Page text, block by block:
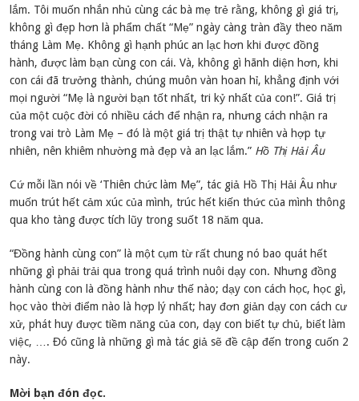
lắm. Tôi muốn nhắn nhủ cùng các bà mẹ trẻ rằng, không gì giá trị,
không gì đẹp hơn là phẩm chất “Mẹ” ngày càng tràn đầy theo năm
tháng Làm Mẹ. Không gì hạnh phúc an lạc hơn khi được đồng
hành, được làm bạn cùng con cái. Và, không gì hãnh diện hơn, khi
con cái đã trưởng thành, chúng muôn vàn hoan hỉ, khẳng định với
mọi người “Mẹ là người bạn tốt nhất, tri kỷ nhất của con!”. Giá trị
của một cuộc đời có nhiều cách để nhận ra, nhưng cách nhận ra
trong vai trò Làm Mẹ – đó là một giá trị thật tự nhiên và hợp tự
nhiên, nên khiêm nhường mà đẹp và an lạc lắm.” Hồ Thị Hải Âu
Cứ mỗi lần nói về ‘Thiên chức làm Mẹ”, tác giả Hồ Thị Hải Âu như
muốn trút hết cảm xúc của mình, trúc hết kiến thức của mình thông
qua kho tàng được tích lũy trong suốt 18 năm qua.
“Đồng hành cùng con” là một cụm từ rất chung nó bao quát hết
những gì phải trải qua trong quá trình nuôi dạy con. Nhưng đồng
hành cùng con là đồng hành như thế nào; dạy con cách học, học gì,
học vào thời điểm nào là hợp lý nhất; hay đơn giản dạy con cách cư
xử, phát huy được tiềm năng của con, dạy con biết tự chủ, biết làm
việc, …. Đó cũng là những gì mà tác giả sẽ đề cập đến trong cuốn 2
này.
Mời bạn đón đọc.